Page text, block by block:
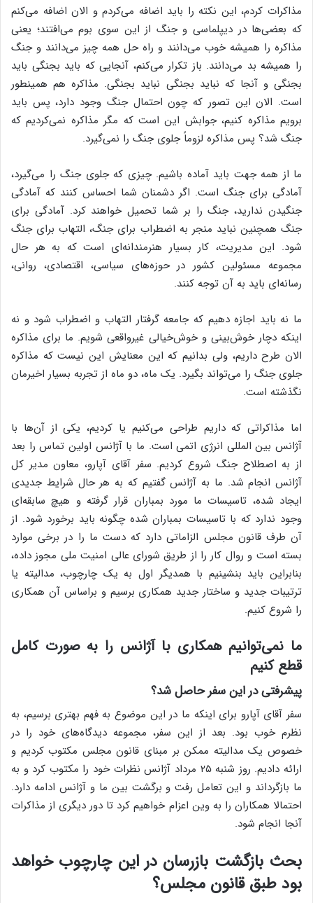
مذاکرات کردم، این نکته را باید اضافه می‌کردم و الان اضافه می‌کنم
که بعضی‌ها در دیپلماسی و جنگ از این سوی بوم می‌افتند؛ یعنی
مذاکره را همیشه خوب می‌دانند و راه حل همه چیز می‌دانند و جنگ
را همیشه بد می‌دانند. باز تکرار می‌کنم، آنجایی که باید بجنگی باید
بجنگی و آنجا که نباید بجنگی نباید بجنگی. مذاکره هم همینطور
است. الان این تصور که چون احتمال جنگ وجود دارد، پس باید
برویم مذاکره کنیم، جوابش این است که مگر مذاکره نمی‌کردیم که
جنگ شد؟ پس مذاکره لزوماً جلوی جنگ را نمی‌گیرد.
ما از همه جهت باید آماده باشیم. چیزی که جلوی جنگ را می‌گیرد،
آمادگی برای جنگ است. اگر دشمنان شما احساس کنند که آمادگی
جنگیدن ندارید، جنگ را بر شما تحمیل خواهند کرد. آمادگی برای
جنگ همچنین نباید منجر به اضطراب برای جنگ، التهاب برای جنگ
شود. این مدیریت، کار بسیار هنرمندانه‌ای است که به هر حال
مجموعه مسئولین کشور در حوزه‌های سیاسی، اقتصادی، روانی،
رسانه‌ای باید به آن توجه کنند.
ما نه باید اجازه دهیم که جامعه گرفتار التهاب و اضطراب شود و نه
اینکه دچار خوش‌بینی و خوش‌خیالی غیرواقعی شویم. ما برای مذاکره
الان طرح داریم، ولی بدانیم که این معنایش این نیست که مذاکره
جلوی جنگ را می‌تواند بگیرد. یک ماه، دو ماه از تجربه بسیار اخیرمان
نگذشته است.
اما مذاکراتی که داریم طراحی می‌کنیم یا کردیم، یکی از آن‌ها با
آژانس بین المللی انرژی اتمی است. ما با آژانس اولین تماس را بعد
از به اصطلاح جنگ شروع کردیم. سفر آقای آپارو، معاون مدیر کل
آژانس انجام شد. ما به آژانس گفتیم که به هر حال شرایط جدیدی
ایجاد شده، تاسیسات ما مورد بمباران قرار گرفته و هیچ سابقه‌ای
وجود ندارد که با تاسیسات بمباران شده چگونه باید برخورد شود. از
آن طرف قانون مجلس الزاماتی دارد که دست ما را در برخی موارد
بسته است و روال کار را از طریق شورای عالی امنیت ملی مجوز داده،
بنابراین باید بنشینیم با همدیگر اول به یک چارچوب، مدالیته یا
ترتیبات جدید و ساختار جدید همکاری برسیم و براساس آن همکاری
را شروع کنیم.
ما نمی‌توانیم همکاری با آژانس را به صورت کامل
قطع کنیم
پیشرفتی در این سفر حاصل شد؟
سفر آقای آپارو برای اینکه ما در این موضوع به فهم بهتری برسیم، به
نظرم خوب بود. بعد از این سفر، مجموعه دیدگاه‌های خود را در
خصوص یک مدالیته ممکن بر مبنای قانون مجلس مکتوب کردیم و
ارائه دادیم. روز شنبه ۲۵ مرداد آژانس نظرات خود را مکتوب کرد و به
ما بازگرداند و این تعامل رفت و برگشت بین ما و آژانس ادامه دارد.
احتمالا همکاران را به وین اعزام خواهیم کرد تا دور دیگری از مذاکرات
آنجا انجام شود.
بحث بازگشت بازرسان در این چارچوب خواهد
بود طبق قانون مجلس؟